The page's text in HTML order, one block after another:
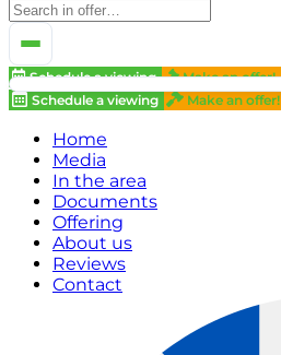
Schedule a viewing Make an offer!
Schedule a viewing
Make an offer!
Home
Media
In the area
Documents
Offering
About us
Reviews
Contact